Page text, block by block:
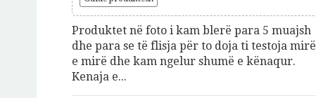
Produktet në foto i kam blerë para 5 muajsh
dhe para se të flisja për to doja ti testoja mirë
e mirë dhe kam ngelur shumë e kënaqur.
Kenaja e...